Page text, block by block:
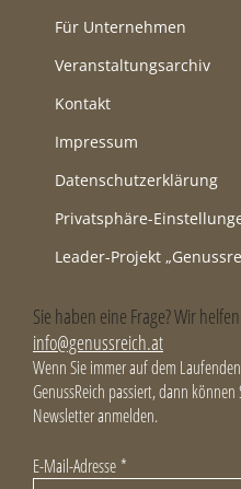
Für Unternehmen
Veranstaltungsarchiv
Kontakt
Impressum
Datenschutzerklärung
Privatsphäre-
Leader-Projekt
Sie haben eine Frage? Wir
info@genussreich.at
Wenn Sie immer auf dem
GenussReich passiert, dann
Newsletter anmelden.
E-Mail-Adresse *